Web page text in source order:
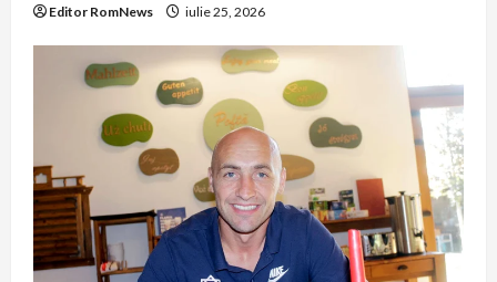
Editor RomNews iulie 25, 2026